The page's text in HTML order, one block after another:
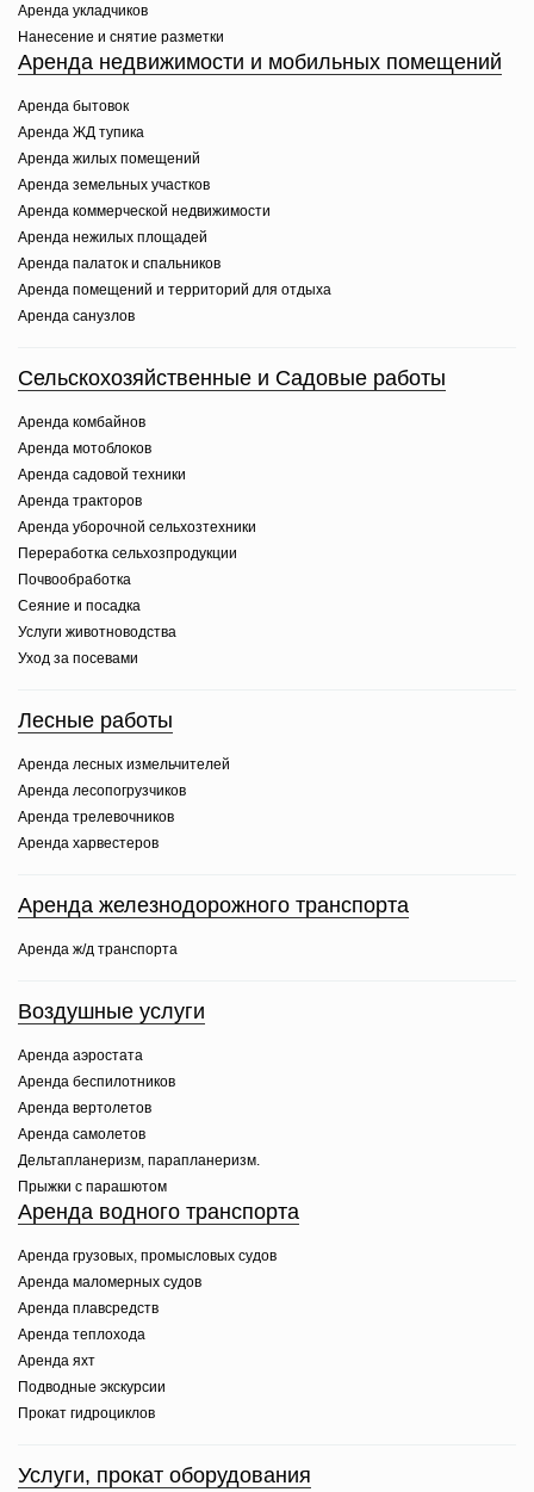
Аренда укладчиков
Нанесение и снятие разметки
Аренда недвижимости и мобильных помещений
Аренда бытовок
Аренда ЖД тупика
Аренда жилых помещений
Аренда земельных участков
Аренда коммерческой недвижимости
Аренда нежилых площадей
Аренда палаток и спальников
Аренда помещений и территорий для отдыха
Аренда санузлов
Сельскохозяйственные и Садовые работы
Аренда комбайнов
Аренда мотоблоков
Аренда садовой техники
Аренда тракторов
Аренда уборочной сельхозтехники
Переработка сельхозпродукции
Почвообработка
Сеяние и посадка
Услуги животноводства
Уход за посевами
Лесные работы
Аренда лесных измельчителей
Аренда лесопогрузчиков
Аренда трелевочников
Аренда харвестеров
Аренда железнодорожного транспорта
Аренда ж/д транспорта
Воздушные услуги
Аренда аэростата
Аренда беспилотников
Аренда вертолетов
Аренда самолетов
Дельтапланеризм, парапланеризм.
Прыжки с парашютом
Аренда водного транспорта
Аренда грузовых, промысловых судов
Аренда маломерных судов
Аренда плавсредств
Аренда теплохода
Аренда яхт
Подводные экскурсии
Прокат гидроциклов
Услуги, прокат оборудования